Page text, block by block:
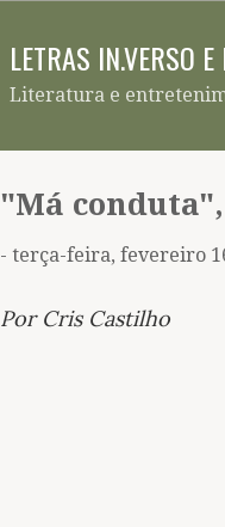
LETRAS IN.VERSO E
Literatura e
"Má
- terça-feira, fevereiro
Por Cris Castilho